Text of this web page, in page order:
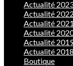
Actualité
Actualité
Actualité
Actualité
Actualité
Actualité
Boutique